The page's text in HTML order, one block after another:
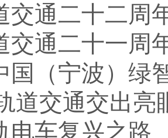
交通二十二周
交通二十一周
国（宁波）绿
道交通交出亮
电车复兴之路